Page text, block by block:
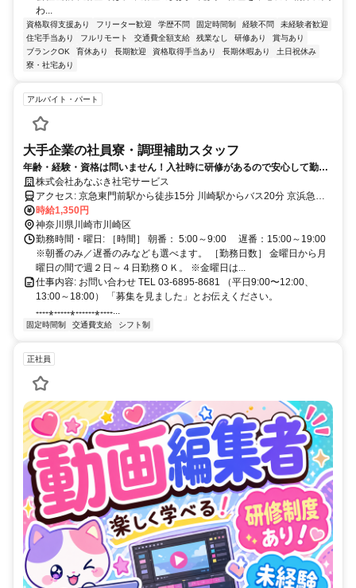
わ...
資格取得支援あり フリーター歓迎 学歴不問 固定時間制 経験不問
未経験者歓迎
住宅手当あり
フルリモート 交通費全額支給 残業なし 研修あり
賞与あり
ブランクOK
育休あり 長期歓迎 資格取得手当あり 長期休暇あり
土日祝休み
寮・社宅あり
アルバイト・パート
大手企業の社員寮・調理補助スタッフ
年齢・経験・資格は問いません！入社時に研修があるので安心して勤務
いただけます♩
株式会社あなぶき社宅サービス
アクセス: 京急東門前駅から徒歩15分 川崎駅からバス20分 京浜急行
大師線「東門前駅」
時給1,350円
神奈川県川崎市川崎区
勤務時間・曜日: ［時間］ 朝番： 5:00～9:00 遅番：15:00～19:00
※朝番のみ／遅番のみなども選べます。 ［勤務日数］ 金曜日から月
曜日の間で週２日～４日勤務ＯＫ。 ※金曜日は...
仕事内容: お問い合わせ TEL 03-6895-8681 （平⽇9:00〜12:00、
13:00～18:00） 「募集を⾒ました」とお伝えください。
₊₊₊₊⁎₊₊₊₊₊⁎₊₊₊₊₊₊⁎₊₊₊₊...
固定時間制 交通費支給 シフト制
正社員